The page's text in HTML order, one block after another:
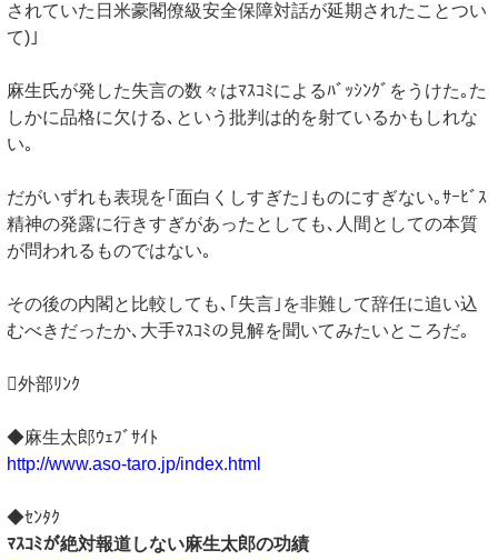
されていた日米豪閣僚級安全保障対話が延期されたことつい
て)｣
麻生氏が発した失言の数々はﾏｽｺﾐによるﾊﾞｯｼﾝｸﾞをうけた｡た
しかに品格に欠ける､という批判は的を射ているかもしれな
い｡
だがいずれも表現を｢面白くしすぎた｣ものにすぎない｡ｻｰﾋﾞｽ
精神の発露に行きすぎがあったとしても､人間としての本質
が問われるものではない｡
その後の内閣と比較しても､｢失言｣を非難して辞任に追い込
むべきだったか､大手ﾏｽｺﾐの見解を聞いてみたいところだ｡
外部ﾘﾝｸ
◆麻生太郎ｳｪﾌﾞｻｲﾄ
http://www.aso-taro.jp/index.html
◆ｾﾝﾀｸ
ﾏｽｺﾐが絶対報道しない麻生太郎の功績